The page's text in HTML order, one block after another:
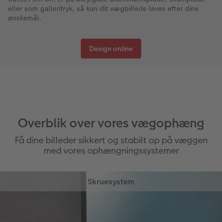
eller som galleritryk, så kan dit vægbillede laves efter dine
ønskemål.
Design online
Overblik over vores vægophæng
Få dine billeder sikkert og stabilt op på væggen
med vores ophængningssystemer